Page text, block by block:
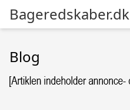
Bageredskaber.dk
Blog